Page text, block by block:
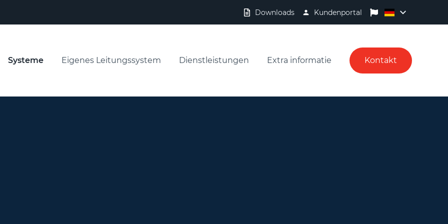
Downloads Kundenportal
Systeme Eigenes Leitungssystem Dienstleistungen Extra informatie Kontakt